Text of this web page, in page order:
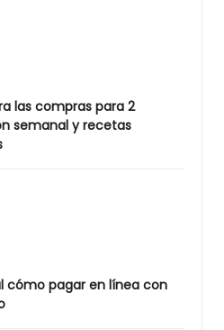
las compras para 2
semanal y recetas
cómo pagar en línea con